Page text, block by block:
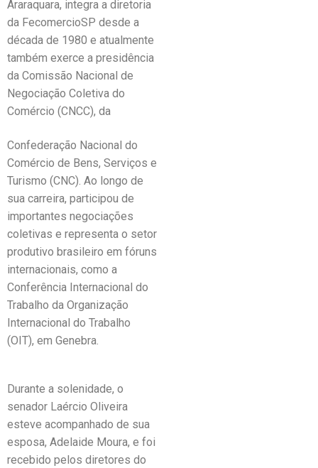
Araraquara, integra a diretoria
da FecomercioSP desde a
década de 1980 e atualmente
também exerce a presidência
da Comissão Nacional de
Negociação Coletiva do
Comércio (CNCC), da
Confederação Nacional do
Comércio de Bens, Serviços e
Turismo (CNC). Ao longo de
sua carreira, participou de
importantes negociações
coletivas e representa o setor
produtivo brasileiro em fóruns
internacionais, como a
Conferência Internacional do
Trabalho da Organização
Internacional do Trabalho
(OIT), em Genebra.
Durante a solenidade, o
senador Laércio Oliveira
esteve acompanhado de sua
esposa, Adelaide Moura, e foi
recebido pelos diretores do